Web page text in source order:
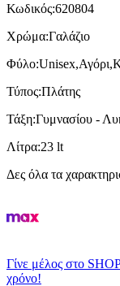
Κωδικός:620804
Χρώμα:Γαλάζιο
Φύλο:
Τύπος:Πλάτης
Τάξη:Γυμνασίου -
Λίτρα:23 lt
Δες όλα τα
Γίνε μέλος στο
χρόνο!